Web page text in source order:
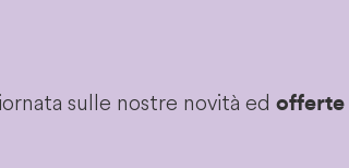
sulle nostre novità ed offerte